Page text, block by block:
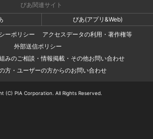
ぴあ関連サイト
ぴあ(アプリ&Web)
ーポリシー
アクセスデータの利用・著作権等
外部送信ポリシー
みのご相談・情報掲載・その他お問い合わせ
方・ユーザーの方からのお問い合わせ
(C) PIA Corporation. All Rights Reserved.